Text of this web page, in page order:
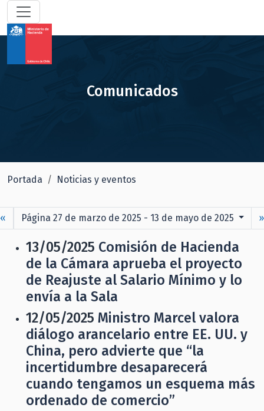
Comunicados
Portada Noticias y eventos
« Página 27 de marzo de 2025 - 13 de mayo de 2025 »
13/05/2025 Comisión de Hacienda
de la Cámara aprueba el proyecto
de Reajuste al Salario Mínimo y lo
envía a la Sala
12/05/2025 Ministro Marcel valora
diálogo arancelario entre EE. UU. y
China, pero advierte que “la
incertidumbre desaparecerá
cuando tengamos un esquema más
ordenado de comercio”